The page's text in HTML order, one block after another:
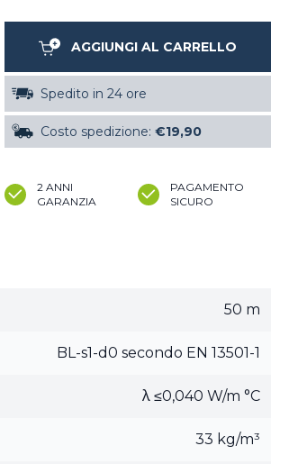
AGGIUNGI AL CARRELLO
Spedito in 24 ore
Costo spedizione: €19,90
2 ANNI
GARANZIA
PAGAMENTO
SICURO
50 m
BL-s1-d0 secondo EN 13501-1
λ ≤0,040 W/m °C
33 kg/m³